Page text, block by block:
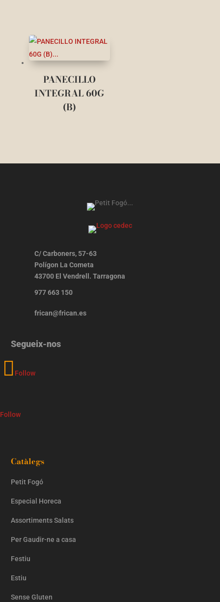
PANECILLO
INTEGRAL 60G
(B)
C/ Carboners, 57-63
Polígon La Cometa
43700 El Vendrell. Tarragona
977 663 150
frican@frican.es
Segueix-nos
Follow
Follow
Catàlegs
Petit Fogó
Especial Horeca
Assortiments Salats
Per Gaudir-ne a casa
Festiu
Estiu
Sense Gluten